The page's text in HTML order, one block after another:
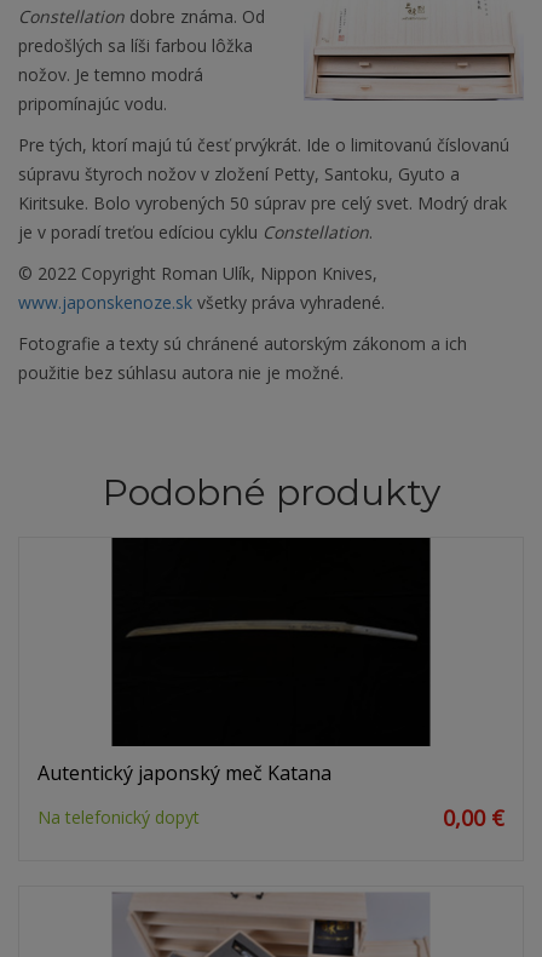
Constellation dobre známa. Od
predošlých sa líši farbou lôžka
nožov. Je temno modrá
pripomínajúc vodu.
Pre tých, ktorí majú tú česť prvýkrát. Ide o limitovanú číslovanú
súpravu štyroch nožov v zložení Petty, Santoku, Gyuto a
Kiritsuke. Bolo vyrobených 50 súprav pre celý svet. Modrý drak
je v poradí treťou edíciou cyklu Constellation.
© 2022 Copyright Roman Ulík, Nippon Knives,
www.japonskenoze.sk všetky práva vyhradené.
Fotografie a texty sú chránené autorským zákonom a ich
použitie bez súhlasu autora nie je možné.
Podobné produkty
Autentický japonský meč Katana
Na telefonický dopyt 0,00 €